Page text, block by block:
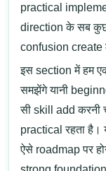
practical
direction के सब
confusion create
इस section में हम
समझेंगे यानी
सी skill add करनी
practical रहता है।
ऐसे roadmap पर